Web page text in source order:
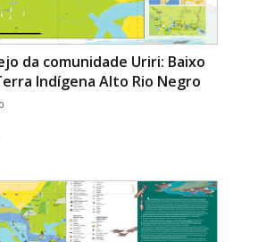
da comunidade Uriri: Baixo
Indígena Alto Rio Negro